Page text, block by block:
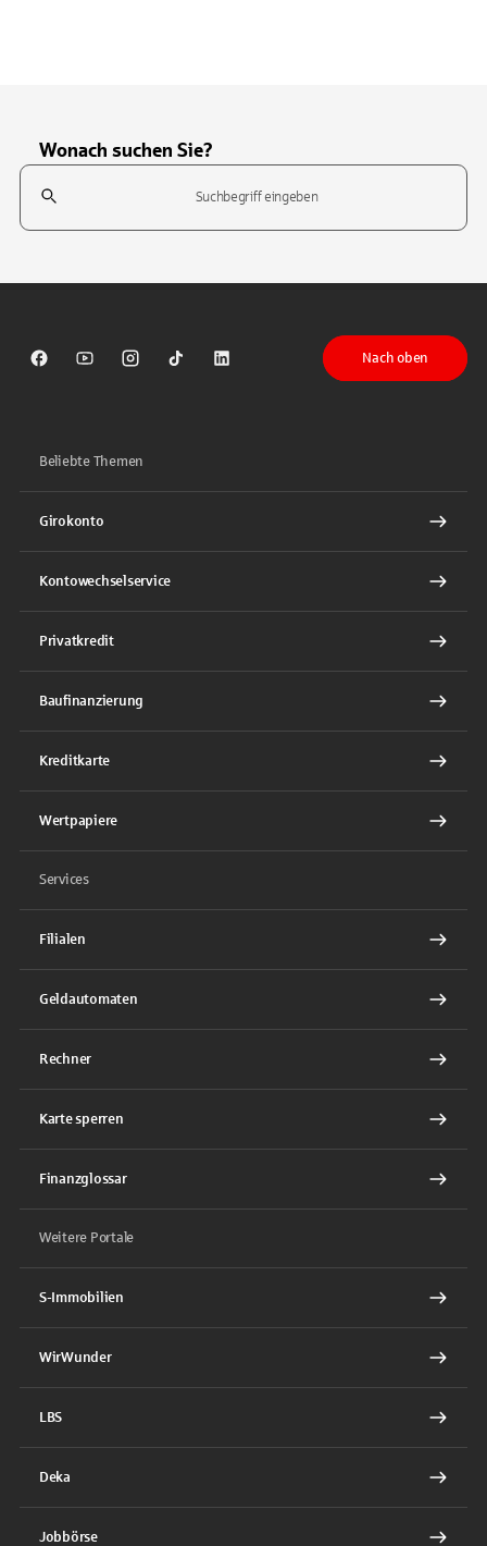
Wonach suchen Sie?
Suchfeld
Sparkasse auf Facebook
Sparkasse auf Youtube
Sparkasse auf Instagram
Sparkasse auf TikTok
Sparkasse auf LinkedIn
Nach oben
Beliebte Themen
Girokonto
Kontowechselservice
Privatkredit
Baufinanzierung
Kreditkarte
Wertpapiere
Services
Filialen
Geldautomaten
Rechner
Karte sperren
Finanzglossar
Weitere Portale
S-Immobilien
WirWunder
LBS
Deka
Jobbörse